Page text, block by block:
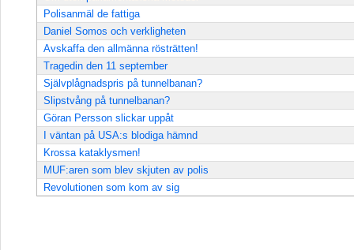
Polisanmäl de fattiga
Daniel Somos och verkligheten
Avskaffa den allmänna rösträtten!
Tragedin den 11 september
Självplågnadspris på tunnelbanan?
Slipstvång på tunnelbanan?
Göran Persson slickar uppåt
I väntan på USA:s blodiga hämnd
Krossa kataklysmen!
MUF:aren som blev skjuten av polis
Revolutionen som kom av sig